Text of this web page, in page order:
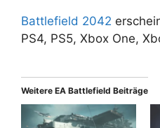
Battlefield 2042
PS4, PS5, Xbox One,
Weitere EA Battlefield Beiträge